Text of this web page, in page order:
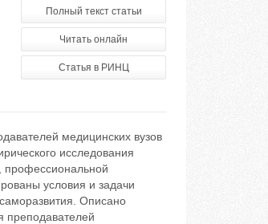
Полный текст статьи
Читать онлайн
Статья в РИНЦ
медицинских вузов
исследования
профессиональной
условия и задачи
Описано
преподавателей